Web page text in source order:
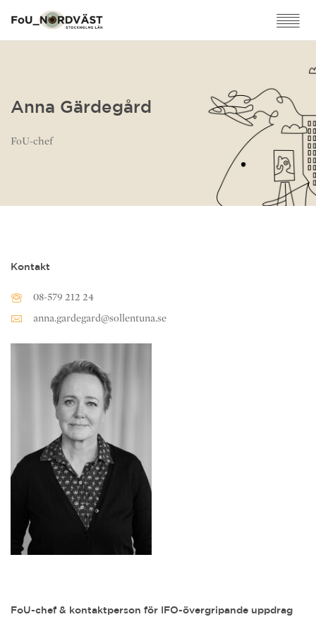
Anna Gärdegård
FoU-chef
Kontakt
08-579 212 24
anna.gardegard@sollentuna.se
FoU-chef & kontaktperson för IFO-övergripande uppdrag